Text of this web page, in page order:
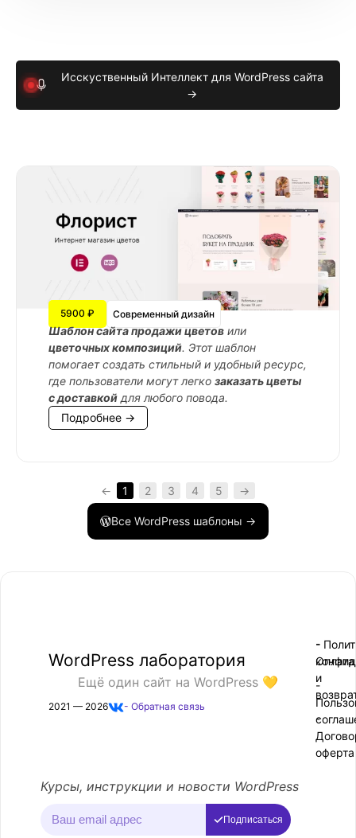
Исскуственный Интеллект для WordPress сайта
→
5900 ₽ Современный дизайн
Шаблон сайта продажи цветов или
цветочных композиций. Этот шаблон
помогает создать стильный и удобный ресурс,
где пользователи могут легко заказать цветы
с доставкой для любого повода.
Подробнее →
← 1 2 3 4 5 →
Все WordPress шаблоны →
WordPress лаборатория
Ещё один сайт на WordPress 💛
2021 — 2026 - Обратная связь
-
-
-
Оплата
и
-
оферта
Курсы, инструкции и новости WordPress
Подписаться